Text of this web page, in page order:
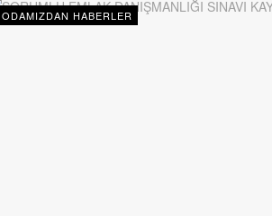
ODAMIZDAN HABERLER